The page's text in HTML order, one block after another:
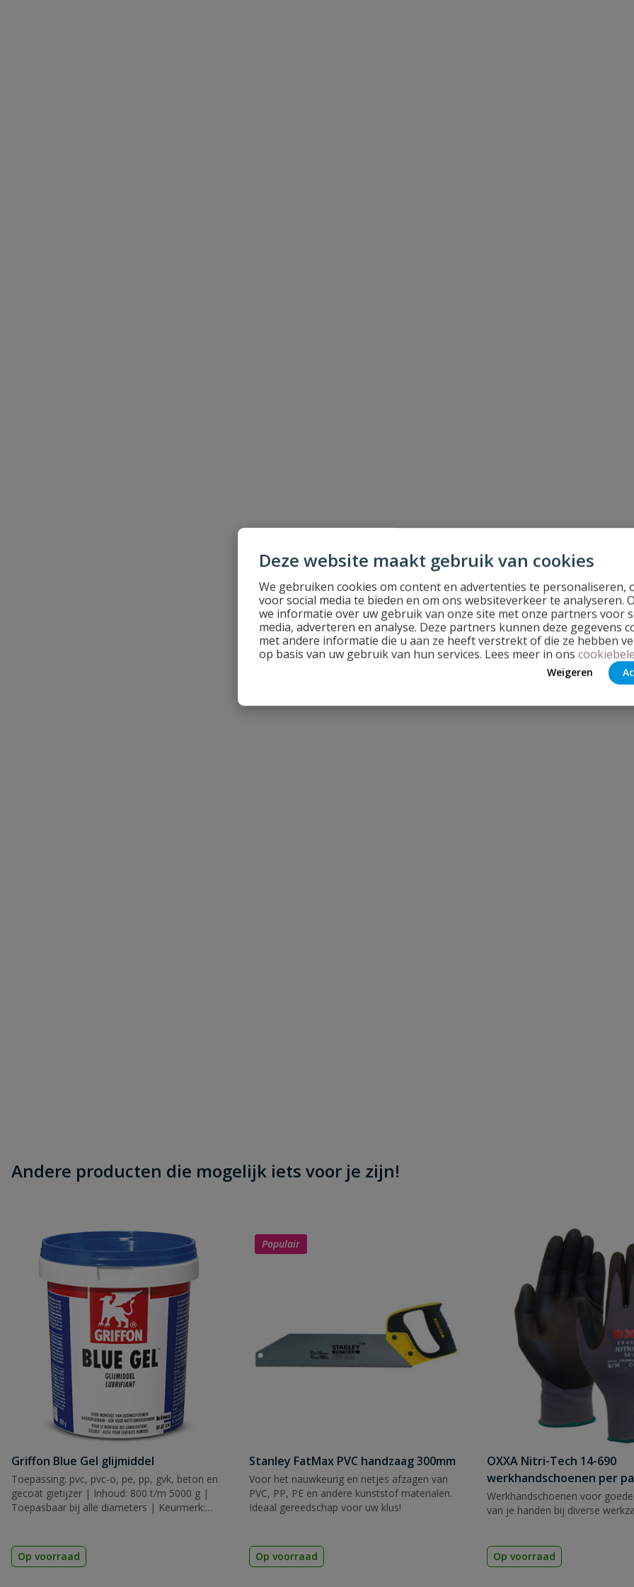
Deze website maakt gebruik van cookies
We gebruiken cookies om content en advertenties te personaliseren,
voor social media te bieden en om ons websiteverkeer te analyseren.
we informatie over uw gebruik van onze site met onze partners voor
media, adverteren en analyse. Deze partners kunnen deze gegevens
met andere informatie die u aan ze heeft verstrekt of die ze hebben
op basis van uw gebruik van hun services. Lees meer in ons
Weigeren
Andere producten die mogelijk iets voor je zijn!
Griffon Blue Gel glijmiddel
Toepassing: pvc, pvc-o, pe, pp, gvk, beton en
gecoat gietijzer | Inhoud: 800 t/m 5000 g |
Toepasbaar bij alle diameters | Keurmerk:
Op voorraad
Populair
Stanley FatMax PVC handzaag 300mm
Voor het nauwkeurig en netjes afzagen van
PVC, PP, PE en andere kunststof materialen.
Ideaal gereedschap voor uw klus!
Op voorraad
OXXA Nitri-Tech 14-690
werkhandschoenen per
Werkhandschoenen voor
van je handen bij diverse
Op voorraad